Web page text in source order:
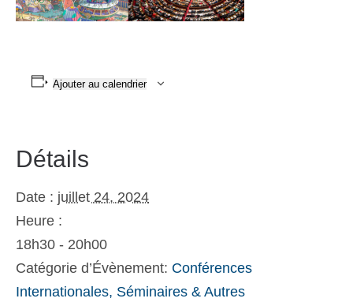
Ajouter au calendrier
Détails
Date : juillet 24, 2024
Heure :
18h30 - 20h00
Catégorie d’Évènement: Conférences
Internationales, Séminaires & Autres